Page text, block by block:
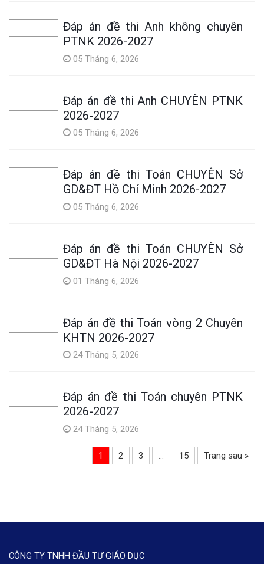
Đáp án đề thi Anh không chuyên
PTNK 2026-2027
05 Tháng 6, 2026
Đáp án đề thi Anh CHUYÊN PTNK
2026-2027
05 Tháng 6, 2026
Đáp án đề thi Toán CHUYÊN Sở
GD&ĐT Hồ Chí Minh 2026-2027
05 Tháng 6, 2026
Đáp án đề thi Toán CHUYÊN Sở
GD&ĐT Hà Nội 2026-2027
01 Tháng 6, 2026
Đáp án đề thi Toán vòng 2 Chuyên
KHTN 2026-2027
24 Tháng 5, 2026
Đáp án đề thi Toán chuyên PTNK
2026-2027
24 Tháng 5, 2026
1 2 3 … 15 Trang sau »
CÔNG TY TNHH ĐẦU TƯ GIÁO DỤC